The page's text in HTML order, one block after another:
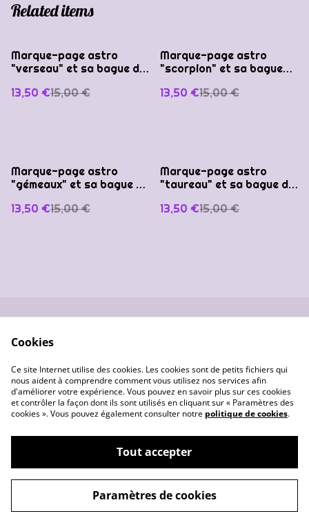
Related items
%
Marque-page astro
"verseau" et sa bague de
13,50 €15,00 €
%
Marque-page astro
"scorpion" et sa bague
13,50 €15,00 €
%
Marque-page astro
"gémeaux" et sa bague de
13,50 €15,00 €
%
Marque-page astro
"taureau" et sa bague de
13,50 €15,00 €
Données
personnelles
Gestion des cookies
©2026Les créas de Pounette
powered by
Cookies
Ce site Internet utilise des cookies. Les cookies sont de petits fichiers qui
nous aident à comprendre comment vous utilisez nos services afin
d'améliorer votre expérience. Vous pouvez en savoir plus sur ces cookies
et contrôler la façon dont ils sont utilisés en cliquant sur « Paramètres des
cookies ». Vous pouvez également consulter notre politique de cookies.
Tout accepter
Paramètres de cookies